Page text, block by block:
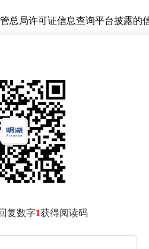
局许可证信息查询平台披露的
21日，办公场所位于湖北省黄
服务区域覆盖黄冈市全行政辖区。
回原证并换领新证。此次换
复数字1获得阅读码